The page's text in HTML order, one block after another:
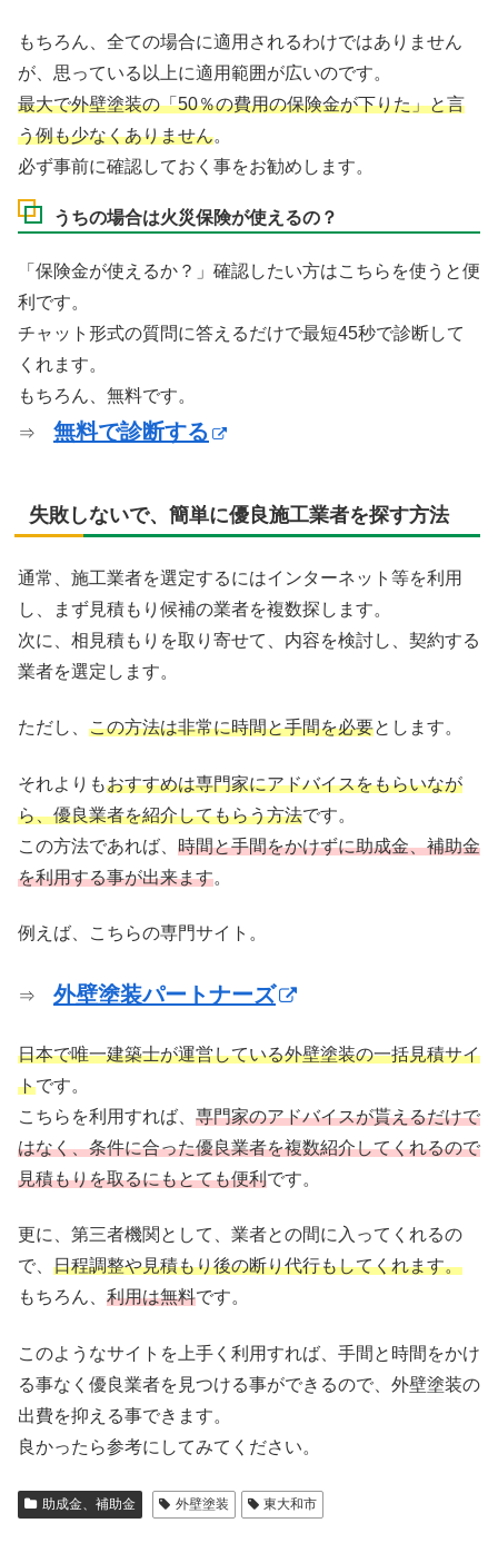
もちろん、全ての場合に適用されるわけではありません
が、思っている以上に適用範囲が広いのです。
最大で外壁塗装の「50％の費用の保険金が下りた」と言
う例も少なくありません。
必ず事前に確認しておく事をお勧めします。
うちの場合は火災保険が使えるの？
「保険金が使えるか？」確認したい方はこちらを使うと便
利です。
チャット形式の質問に答えるだけで最短45秒で診断して
くれます。
もちろん、無料です。
⇒ 無料で診断する
失敗しないで、簡単に優良施工業者を探す方法
通常、施工業者を選定するにはインターネット等を利用
し、まず見積もり候補の業者を複数探します。
次に、相見積もりを取り寄せて、内容を検討し、契約する
業者を選定します。
ただし、 この方法は非常に時間と手間を必要とします。
それよりもおすすめは専門家にアドバイスをもらいなが
ら、優良業者を紹介してもらう方法です。
この方法であれば、 時間と手間をかけずに助成金、補助金
を利用する事が出来ます。
例えば、こちらの専門サイト。
⇒ 外壁塗装パートナーズ
日本で唯一建築士が運営している外壁塗装の一括見積サイ
トです。
こちらを利用すれば、 専門家のアドバイスが貰えるだけで
はなく、条件に合った優良業者を複数紹介してくれるので
見積もりを取るにもとても便利です。
更に、第三者機関として、業者との間に入ってくれるの
で、 日程調整や見積もり後の断り代行もしてくれます。
もちろん、 利用は無料です。
このようなサイトを上手く利用すれば、手間と時間をかけ
る事なく優良業者を見つける事ができるので、外壁塗装の
出費を抑える事できます。
良かったら参考にしてみてください。
助成金、補助金 外壁塗装 東大和市